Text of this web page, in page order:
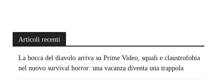
Articoli recenti
La bocca del diavolo arriva su Prime Video, squali e claustrofobia
nel nuovo survival horror: una vacanza diventa una trappola